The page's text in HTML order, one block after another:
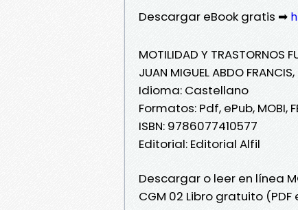
Descargar eBook gratis ➡
MOTILIDAD Y TRASTORNOS
JUAN MIGUEL ABDO
Idioma: Castellano
Formatos: Pdf, ePub, MOBI,
ISBN: 9786077410577
Editorial: Editorial Alfil
Descargar o leer en línea
CGM 02 Libro gratuito (PDF